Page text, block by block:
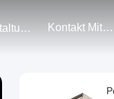
Veranstaltungen Kontakt Mit Uns